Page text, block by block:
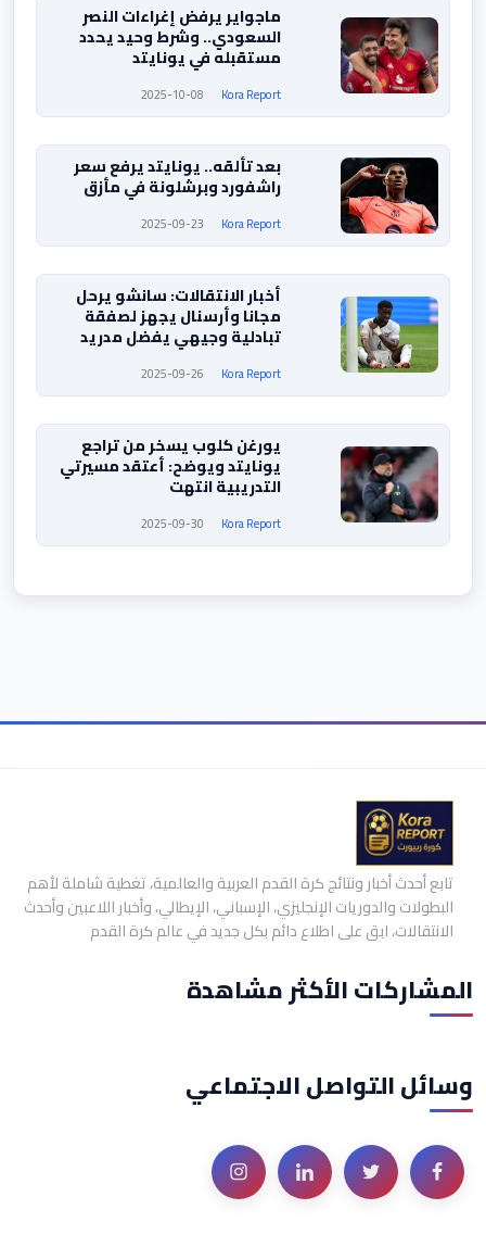
ماجواير يرفض إغراءات النصر
السعودي.. وشرط وحيد يحدد
مستقبله في يونايتد
Kora Report
2025-10-08
بعد تألقه.. يونايتد يرفع سعر
راشفورد وبرشلونة في مأزق
Kora Report
2025-09-23
أخبار الانتقالات: سانشو يرحل
مجانا وأرسنال يجهز لصفقة
تبادلية وجيهي يفضل مدريد
Kora Report
2025-09-26
يورغن كلوب يسخر من تراجع
يونايتد ويوضح: أعتقد مسيرتي
التدريبية انتهت
Kora Report
2025-09-30
تابع أحدث أخبار ونتائج كرة القدم العربية والعالمية، تغطية شاملة لأهم
البطولات والدوريات الإنجليزي، الإسباني، الإيطالي، وأخبار اللاعبين وأحدث
الانتقالات، ابق على اطلاع دائم بكل جديد في عالم كرة القدم
المشاركات الأكثر مشاهدة
وسائل التواصل الاجتماعي